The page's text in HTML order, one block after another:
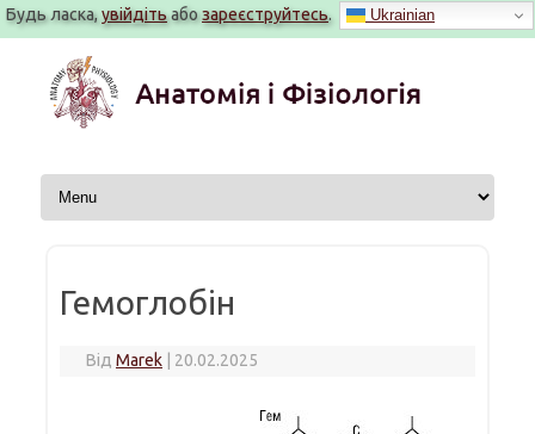
Будь ласка,увійдітьабозареєструйтесь.
вмісту
Гемоглобін
Від Marek 20.02.2025
Ukrainian